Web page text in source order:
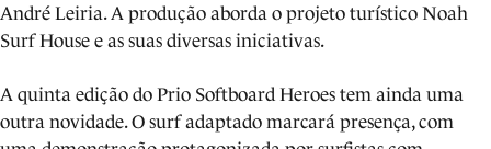
André Leiria. A produção aborda o projeto turístico Noah
Surf House e as suas diversas iniciativas.
A quinta edição do Prio Softboard Heroes tem ainda uma
outra novidade. O surf adaptado marcará presença, com